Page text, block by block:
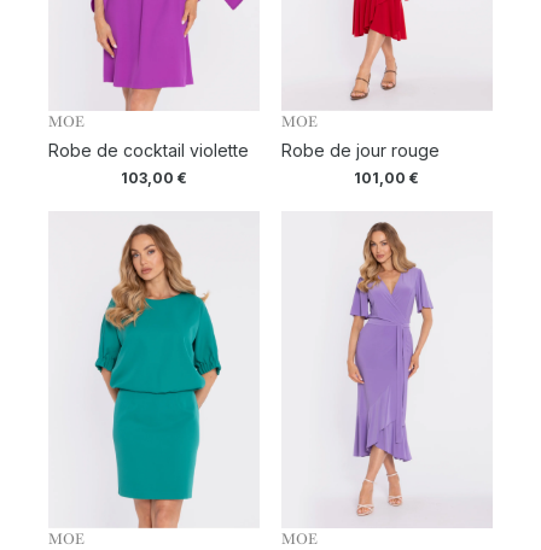
MOE
Robe de cocktail violette
103,00€
MOE
Robe de jour rouge
101,00€
MOE MOE